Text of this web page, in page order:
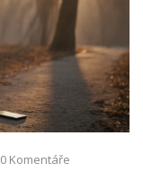
0 Komentáře